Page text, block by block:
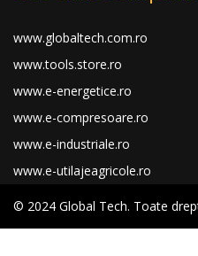
www.globaltech.com.ro
www.tools.store.ro
www.e-energetice.ro
www.e-compresoare.ro
www.e-industriale.ro
www.e-utilajeagricole.ro
© 2024 Global Tech. Toate